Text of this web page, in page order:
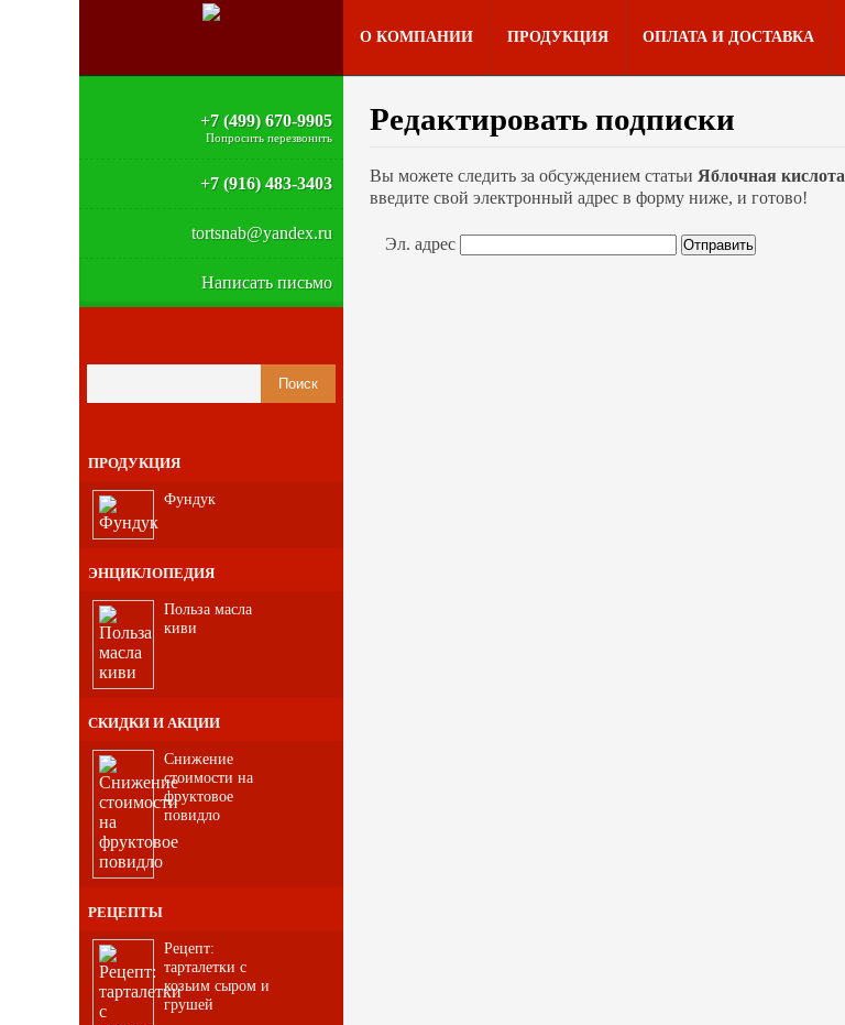
О КОМПАНИИ ПРОДУКЦИЯ ОПЛАТА И ДОСТАВКА
+7 (499) 670-9905
Попросить перезвонить
+7 (916) 483-3403
tortsnab@yandex.ru
Написать письмо
ПРОДУКЦИЯ
Фундук
ЭНЦИКЛОПЕДИЯ
Польза масла
киви
СКИДКИ И АКЦИИ
Снижение
стоимости на
фруктовое
повидло
РЕЦЕПТЫ
Рецепт:
тарталетки с
козьим сыром и
грушей
Редактировать подписки
Вы можете следить за обсуждением статьи Яблочная кислота
введите свой электронный адрес в форму ниже, и готово!
Эл. адрес